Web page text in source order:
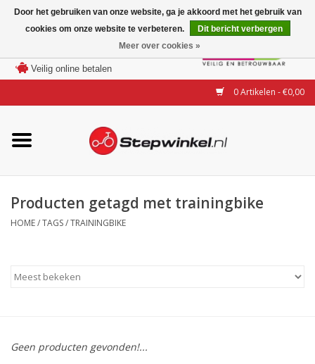
Veilig online betalen
0 Artikelen - €0,00
Merken
Modellen
Accessoires
Steps huren of uitproberen
Producten getagd met trainingbike
HOME/TAGS/TRAININGBIKE
Geen producten gevonden!...
Door het gebruiken van onze website, ga je akkoord met het gebruik van
cookies om onze website te verbeteren.
Dit bericht verbergen
Meer over cookies »